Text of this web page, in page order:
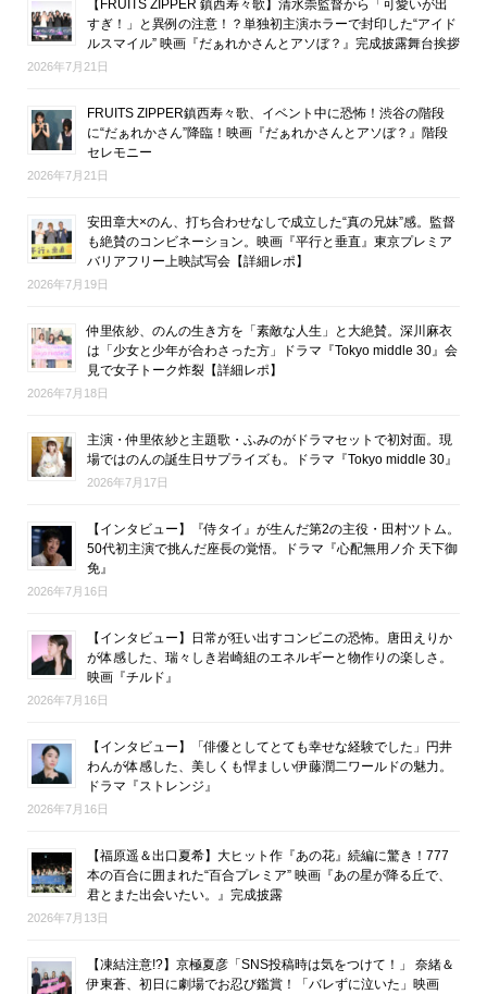
【FRUITS ZIPPER 鎮西寿々歌】清水崇監督から「可愛いが出
すぎ！」と異例の注意！？単独初主演ホラーで封印した“アイド
ルスマイル” 映画『だぁれかさんとアソぼ？』完成披露舞台挨拶
2026年7月21日
FRUITS ZIPPER鎮西寿々歌、イベント中に恐怖！渋谷の階段
に“だぁれかさん”降臨！映画『だぁれかさんとアソぼ？』階段
セレモニー
2026年7月21日
安田章大×のん、打ち合わせなしで成立した“真の兄妹”感。監督
も絶賛のコンビネーション。映画『平行と垂直』東京プレミア
バリアフリー上映試写会【詳細レポ】
2026年7月19日
仲里依紗、のんの生き方を「素敵な人生」と大絶賛。深川麻衣
は「少女と少年が合わさった方」ドラマ『Tokyo middle 30』会
見で女子トーク炸裂【詳細レポ】
2026年7月18日
主演・仲里依紗と主題歌・ふみのがドラマセットで初対面。現
場ではのんの誕生日サプライズも。ドラマ『Tokyo middle 30』
2026年7月17日
【インタビュー】『侍タイ』が生んだ第2の主役・田村ツトム。
50代初主演で挑んだ座長の覚悟。ドラマ『心配無用ノ介 天下御
免』
2026年7月16日
【インタビュー】日常が狂い出すコンビニの恐怖。唐田えりか
が体感した、瑞々しき岩崎組のエネルギーと物作りの楽しさ。
映画『チルド』
2026年7月16日
【インタビュー】「俳優としてとても幸せな経験でした」円井
わんが体感した、美しくも悍ましい伊藤潤二ワールドの魅力。
ドラマ『ストレンジ』
2026年7月16日
【福原遥＆出口夏希】大ヒット作『あの花』続編に驚き！777
本の百合に囲まれた“百合プレミア” 映画『あの星が降る丘で、
君とまた出会いたい。』完成披露
2026年7月13日
【凍結注意!?】京極夏彦「SNS投稿時は気をつけて！」 奈緒＆
伊東蒼、初日に劇場でお忍び鑑賞！「バレずに泣いた」映画